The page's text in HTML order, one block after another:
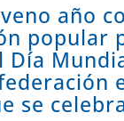
año
popular
Día
se